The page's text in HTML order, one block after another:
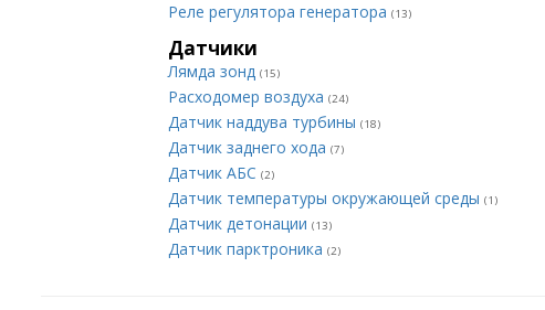
Реле регулятора генератора (13)
Датчики
Лямда зонд (15)
Расходомер воздуха (24)
Датчик наддува турбины (18)
Датчик заднего хода (7)
Датчик АБС (2)
Датчик температуры окружающей среды (1)
Датчик детонации (13)
Датчик парктроника (2)